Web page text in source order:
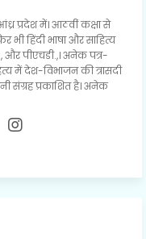
प्रदेश में। आठवीं कक्षा से
भी हिंदी भाषा और साहित्य
और पीएचडी.,। अनेक पत्र-
में देश-विभाजन की त्रासदी
संग्रह प्रकाशित है। अनेक